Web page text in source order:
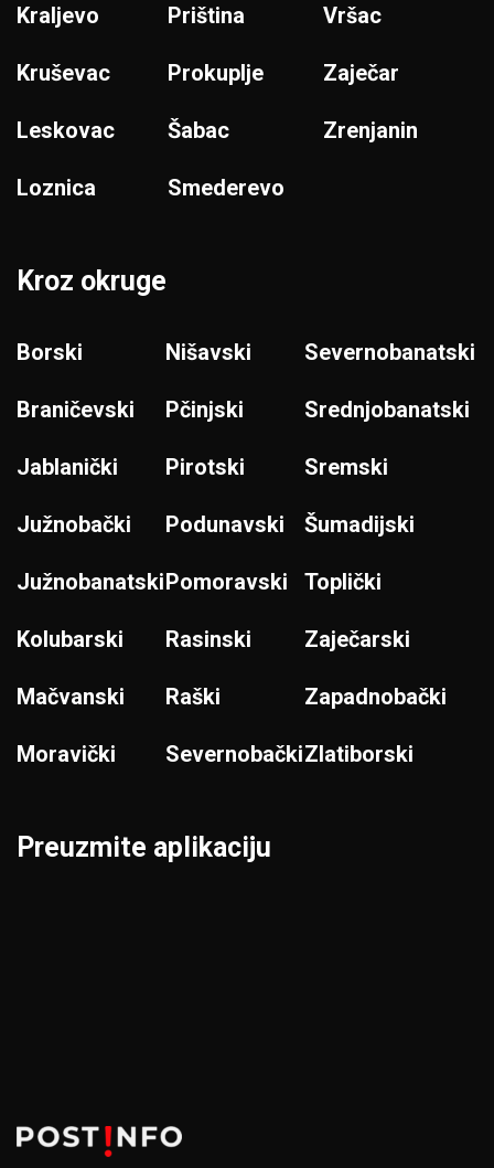
Kraljevo
Kruševac
Leskovac
Loznica
Priština
Prokuplje
Šabac
Smederevo
Vršac
Zaječar
Zrenjanin
Kroz okruge
Borski
Braničevski
Jablanički
Južnobački
Južnobanatski
Kolubarski
Mačvanski
Moravički
Nišavski
Pčinjski
Pirotski
Podunavski
Pomoravski
Rasinski
Raški
Severnobački
Severnobanatski
Srednjobanatski
Sremski
Šumadijski
Toplički
Zaječarski
Zapadnobački
Zlatiborski
Preuzmite aplikaciju